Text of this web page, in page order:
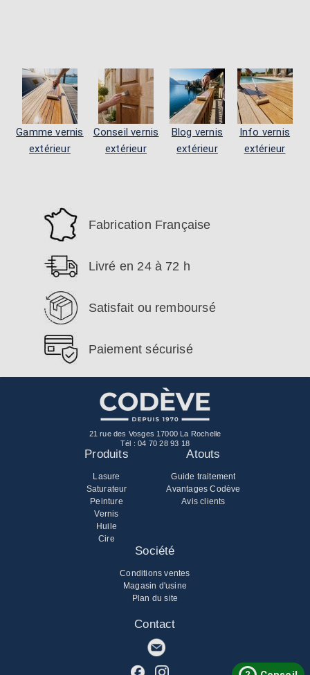
Gamme vernis
extérieur
Conseil vernis
extérieur
Blog vernis
extérieur
Info vernis
extérieur
Fabrication Française
Livré en 24 à 72 h
Satisfait ou remboursé
Paiement sécurisé
21 rue des Vosges 17000 La Rochelle
Tél :04 70 28 93 18
Produits
Lasure
Saturateur
Peinture
Vernis
Huile
Cire
Atouts
Guide traitement
Avantages Codève
Avis clients
Société
Conditions ventes
Magasin d'usine
Plan du site
Contact